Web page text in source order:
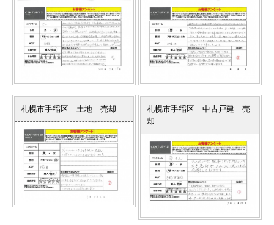
札幌市手稲区 土地 売却
札幌市手稲区 中古戸建 売
却